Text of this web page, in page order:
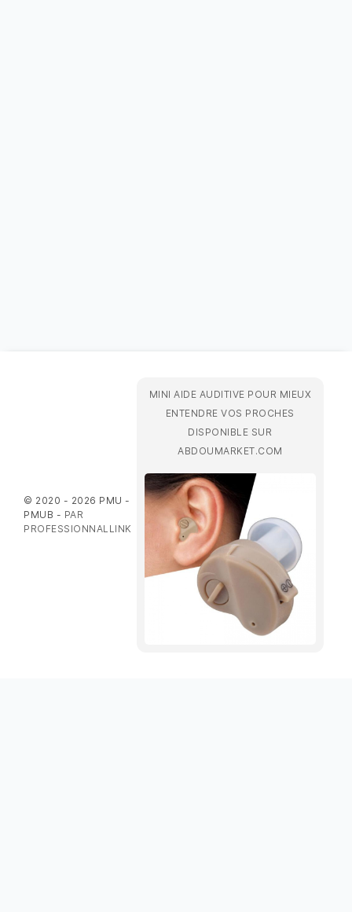
© 2020 - 2026 PMU -
PMUB - PAR
PROFESSIONNALLINK
MINI AIDE AUDITIVE POUR MIEUX
ENTENDRE VOS PROCHES
DISPONIBLE SUR
ABDOUMARKET.COM